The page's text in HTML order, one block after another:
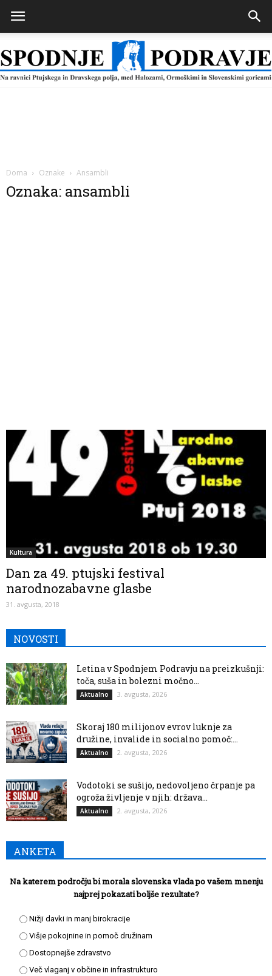
Doma Oznake Ansambli
Oznaka: ansambli
Kultura
Dan za 49. ptujski festival
narodnozabavne glasbe
31. avgusta, 2018
NOVOSTI
Letina v Spodnjem Podravju na preizkušnji:
toča, suša in bolezni močno...
Aktualno 3. avgusta, 2026
Skoraj 180 milijonov evrov luknje za
družine, invalide in socialno pomoč:...
Aktualno 2. avgusta, 2026
Vodotoki se sušijo, nedovoljeno črpanje pa
ogroža življenje v njih: država...
Aktualno 2. avgusta, 2026
ANKETA
Na katerem področju bi morala slovenska vlada po vašem mnenju
najprej pokazati boljše rezultate?
Nižji davki in manj birokracije
Višje pokojnine in pomoč družinam
Dostopnejše zdravstvo
Več vlaganj v občine in infrastrukturo